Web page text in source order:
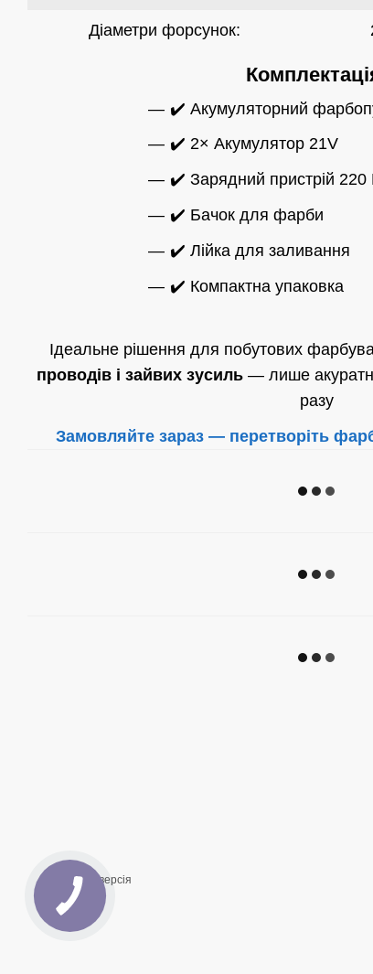
Діаметри форсунок:
✔️ Акумуляторний
✔️ 2× Акумулятор 21V
✔️ Зарядний пристрій 220
✔️ Бачок для фарби
✔️ Лійка для заливання
✔️ Компактна упаковка
Ідеальне рішення для побутових
проводів і зайвих зусиль — лише
разу
Замовляйте зараз — перетворіть
Мобільна версія